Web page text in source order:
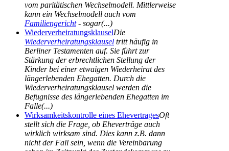
vom paritätischen Wechselmodell. Mittlerweise
kann ein Wechselmodell auch vom
Familiengericht- sogar(...)
WiederverheiratungsklauselDie
Wiederverheiratungsklausel tritt häufig in
Berliner Testamenten auf. Sie führt zur
Stärkung der erbrechtlichen Stellung der
Kinder bei einer etwaigen Wiederheirat des
längerlebenden Ehegatten. Durch die
Wiederverheiratungsklausel werden die
Befugnisse des längerlebenden Ehegatten im
Falle(...)
Wirksamkeitskontrolle eines EhevertragesOft
stellt sich die Frage, ob Eheverträge auch
wirklich wirksam sind. Dies kann z.B. dann
nicht der Fall sein, wenn die Vereinbarung